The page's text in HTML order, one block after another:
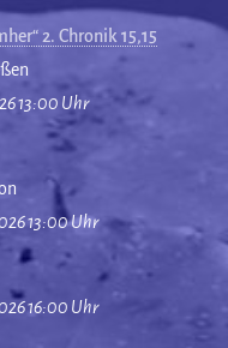
2. Chronik 15,15
13:00 Uhr
13:00 Uhr
16:00 Uhr